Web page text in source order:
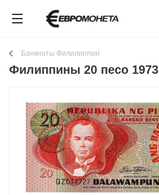
Банкноты Филилиппин
Филиппины 20 песо 1973